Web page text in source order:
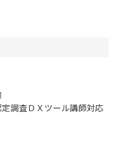
調査ＤＸツール講師対応